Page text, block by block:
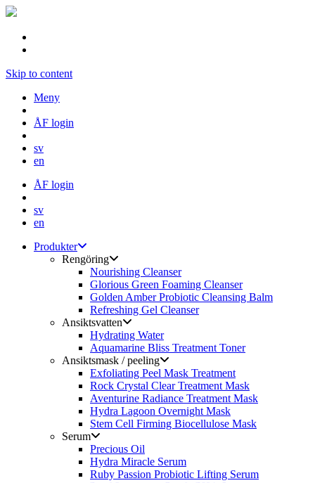
Skip to content
Meny
ÅF login
sv
en
ÅF login
sv
en
Produkter
Rengöring
Nourishing Cleanser
Glorious Green Foaming Cleanser
Golden Amber Probiotic Cleansing Balm
Refreshing Gel Cleanser
Ansiktsvatten
Hydrating Water
Aquamarine Bliss Treatment Toner
Ansiktsmask / peeling
Exfoliating Peel Mask Treatment
Rock Crystal Clear Treatment Mask
Aventurine Radiance Treatment Mask
Hydra Lagoon Overnight Mask
Stem Cell Firming Biocellulose Mask
Serum
Precious Oil
Hydra Miracle Serum
Ruby Passion Probiotic Lifting Serum